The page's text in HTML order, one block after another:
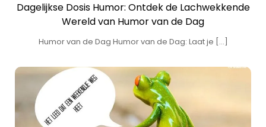
Dagelijkse Dosis Humor: Ontdek de Lachwekkende
Wereld van Humor van de Dag
Humor van de Dag Humor van de Dag: Laat je […]